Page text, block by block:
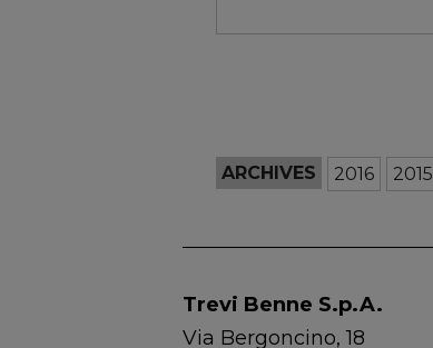
ARCHIVES 2016 2015
Trevi Benne S.p.A.
Via Bergoncino, 18